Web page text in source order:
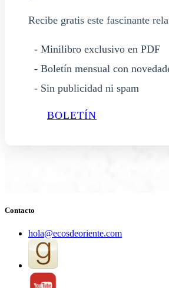
Recibe gratis este fascinante
- Minilibro exclusivo en PDF
- Boletín mensual con
- Sin publicidad ni spam
BOLETÍN
Contacto
hola@ecosdeoriente.com